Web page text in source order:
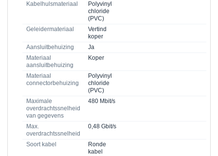
Kabelhulsmateriaal
Polyvinyl
chloride
(PVC)
Geleidermateriaal
Vertind
koper
Aansluitbehuizing
Ja
Materiaal
aansluitbehuizing
Koper
Materiaal
connectorbehuizing
Polyvinyl
chloride
(PVC)
Maximale
overdrachtssnelheid
van gegevens
480 Mbit/s
Max.
overdrachtssnelheid
0,48 Gbit/s
Soort kabel
Ronde
kabel